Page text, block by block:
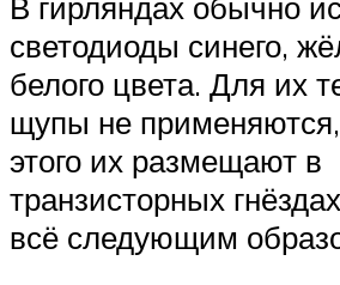
светодиоды синего,
белого цвета. Для их
щупы не
этого их размещают в
транзисторных
всё следующим